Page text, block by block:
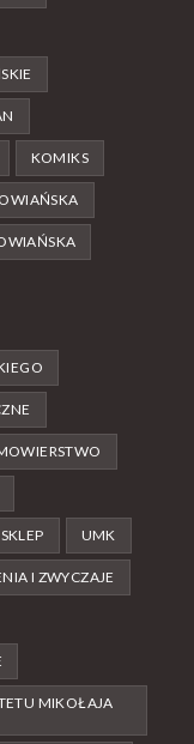
KOMIKS
UMK
I ZWYCZAJE
MIKOŁAJA